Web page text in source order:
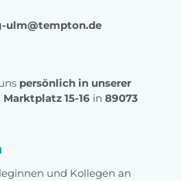
ulm@tempton.de
persönlich in unserer
Marktplatz 15-16 in 89073
und Kollegen an